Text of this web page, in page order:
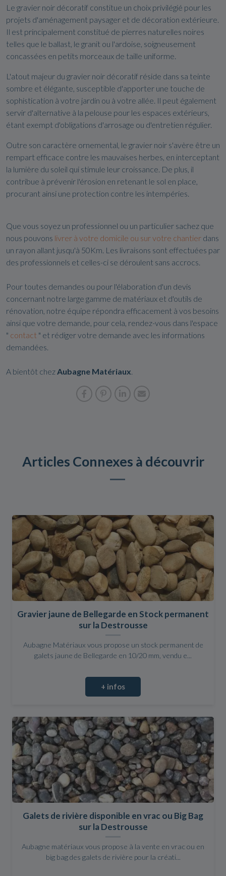
Le gravier noir décoratif constitue un choix privilégié pour les
projets d'aménagement paysager et de décoration extérieure.
Il est principalement constitué de pierres naturelles noires
telles que le ballast, le granit ou l'ardoise, soigneusement
concassées en petits morceaux de taille uniforme.
L'atout majeur du gravier noir décoratif réside dans sa teinte
sombre et élégante, susceptible d'apporter une touche de
sophistication à votre jardin ou à votre allée. Il peut également
servir d'alternative à la pelouse pour les espaces extérieurs,
étant exempt d'obligations d'arrosage ou d'entretien régulier.
Outre son caractère ornemental, le gravier noir s'avère être un
rempart efficace contre les mauvaises herbes, en interceptant
la lumière du soleil qui stimule leur croissance. De plus, il
contribue à prévenir l'érosion en retenant le sol en place,
procurant ainsi une protection contre les intempéries.
Que vous soyez un professionnel ou un particulier sachez que
nous pouvons livrer à votre domicile ou sur votre chantier dans
un rayon allant jusqu'à 50Km. Les livraisons sont effectuées par
des professionnels et celles-ci se déroulent sans accrocs.
Pour toutes demandes ou pour l'élaboration d'un devis
concernant notre large gamme de matériaux et d'outils de
rénovation, notre équipe répondra efficacement à vos besoins
ainsi que votre demande, pour cela, rendez-vous dans l'espace
" contact " et rédiger votre demande avec les informations
demandées.
A bientôt chezAubagne Matériaux.
Articles Connexes à découvrir
Gravier jaune de Bellegarde en Stock permanent
sur la Destrousse
Aubagne Matériaux vous propose un stock permanent de
galets jaune de Bellegarde en 10/20 mm, vendu e...
+ infos
Galets de rivière disponible en vrac ou Big Bag
sur la Destrousse
Aubagne matériaux vous propose à la vente en vrac ou en
big bag des galets de rivière pour la créati...